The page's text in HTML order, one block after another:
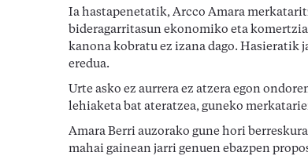
Ia hastapenetatik, Arcco Amara
bideragarritasun ekonomiko eta
kanona kobratu ez izana dago.
eredua.
Urte asko ez aurrera ez atzera egon
lehiaketa bat ateratzea, guneko
Amara Berri auzorako gune hori
mahai gainean jarri genuen ebazpen